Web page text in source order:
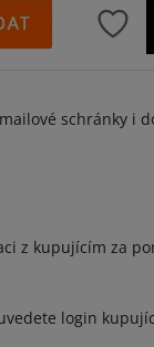
schránky i
z kupujícím za
login